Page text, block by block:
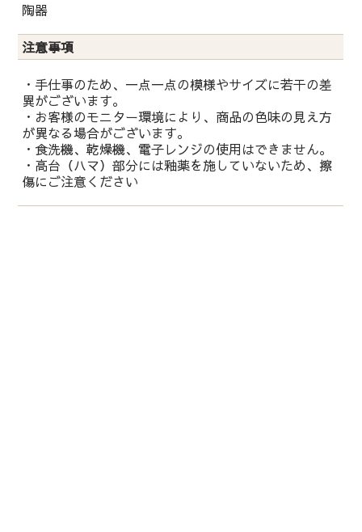
陶器
注意事項
・手仕事のため、一点一点の模様やサイズに若干の差
異がございます。
・お客様のモニター環境により、商品の色味の見え方
が異なる場合がございます。
・食洗機、乾燥機、電子レンジの使用はできません。
・高台（ハマ）部分には釉薬を施していないため、擦
傷にご注意ください